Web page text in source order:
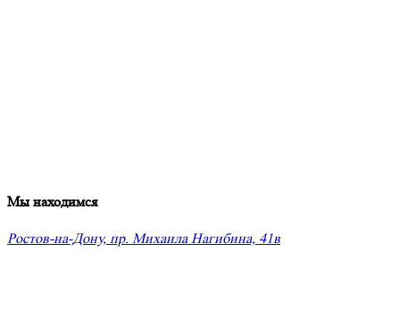
Мы находимся
Ростов-на-Дону, пр. Михаила Нагибина, 41в